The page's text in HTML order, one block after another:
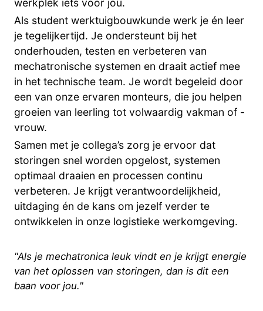
werkplek iets voor jou.
Als student werktuigbouwkunde werk je én leer
je tegelijkertijd. Je ondersteunt bij het
onderhouden, testen en verbeteren van
mechatronische systemen en draait actief mee
in het technische team. Je wordt begeleid door
een van onze ervaren monteurs, die jou helpen
groeien van leerling tot volwaardig vakman of -
vrouw.
Samen met je collega’s zorg je ervoor dat
storingen snel worden opgelost, systemen
optimaal draaien en processen continu
verbeteren. Je krijgt verantwoordelijkheid,
uitdaging én de kans om jezelf verder te
ontwikkelen in onze logistieke werkomgeving.
"Als je mechatronica leuk vindt en je krijgt energie
van het oplossen van storingen, dan is dit een
baan voor jou."